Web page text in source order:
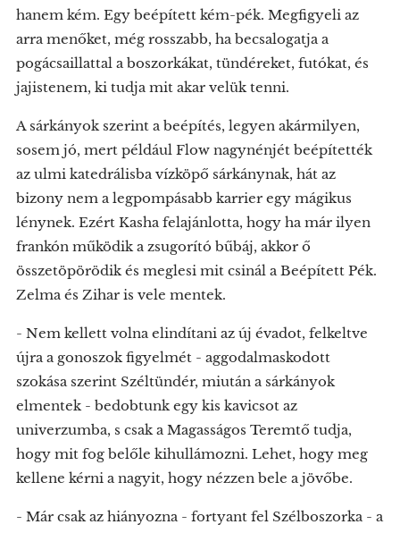
hanem kém. Egy beépített kém-pék. Megfigyeli az
arra menőket, még rosszabb, ha becsalogatja a
pogácsaillattal a boszorkákat, tündéreket, futókat, és
jajistenem, ki tudja mit akar velük tenni.
A sárkányok szerint a beépítés, legyen akármilyen,
sosem jó, mert például Flow nagynénjét beépítették
az ulmi katedrálisba vízköpő sárkánynak, hát az
bizony nem a legpompásabb karrier egy mágikus
lénynek. Ezért Kasha felajánlotta, hogy ha már ilyen
frankón működik a zsugorító bűbáj, akkor ő
összetöpörödik és meglesi mit csinál a Beépített Pék.
Zelma és Zihar is vele mentek.
- Nem kellett volna elindítani az új évadot, felkeltve
újra a gonoszok figyelmét - aggodalmaskodott
szokása szerint Széltündér, miután a sárkányok
elmentek - bedobtunk egy kis kavicsot az
univerzumba, s csak a Magasságos Teremtő tudja,
hogy mit fog belőle kihullámozni. Lehet, hogy meg
kellene kérni a nagyit, hogy nézzen bele a jövőbe.
- Már csak az hiányozna - fortyant fel Szélboszorka - a